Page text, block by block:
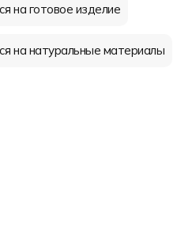
на готовое изделие
на натуральные материалы